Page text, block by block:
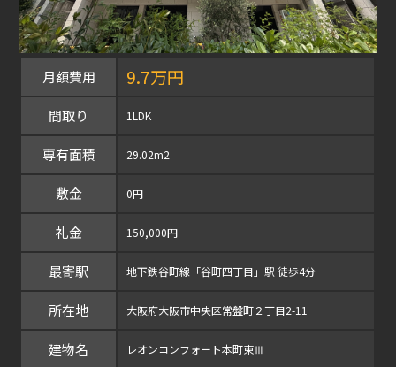
月額費用 9.7万円
間取り 1LDK
専有面積 29.02m2
敷金 0円
礼金 150,000円
最寄駅 地下鉄谷町線「谷町四丁目」駅 徒歩4分
所在地 大阪府大阪市中央区常盤町２丁目2-11
建物名 レオンコンフォート本町東Ⅲ